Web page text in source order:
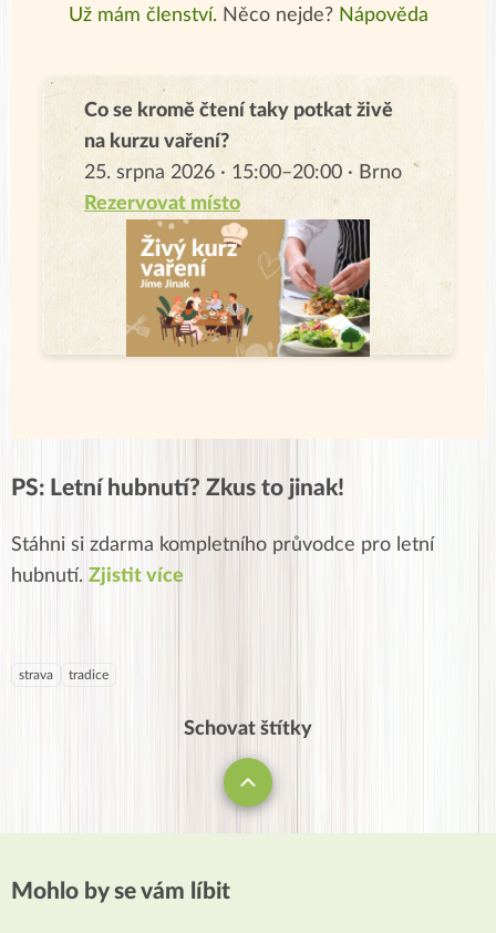
Už mám členství. Něco nejde? Nápověda
Co se kromě čtení taky potkat živě
na kurzu vaření?
25. srpna 2026 · 15:00–20:00 · Brno
Rezervovat místo
PS: Letní hubnutí? Zkus to jinak!
Stáhni si zdarma kompletního průvodce pro letní
hubnutí. Zjistit více
strava tradice
Schovat štítky
Mohlo by se vám líbit